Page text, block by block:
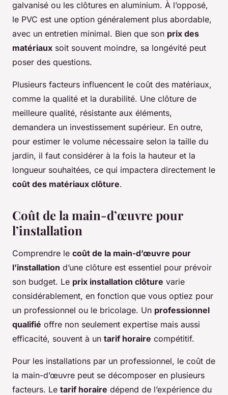
galvanisé ou les clôtures en aluminium. À l’opposé,
le PVC est une option généralement plus abordable,
avec un entretien minimal. Bien que son prix des
matériaux soit souvent moindre, sa longévité peut
poser des questions.
Plusieurs facteurs influencent le coût des matériaux,
comme la qualité et la durabilité. Une clôture de
meilleure qualité, résistante aux éléments,
demandera un investissement supérieur. En outre,
pour estimer le volume nécessaire selon la taille du
jardin, il faut considérer à la fois la hauteur et la
longueur souhaitées, ce qui impactera directement le
coût des matériaux clôture.
Coût de la main-d’œuvre pour
l’installation
Comprendre le coût de la main-d’œuvre pour
l’installation d’une clôture est essentiel pour prévoir
son budget. Le prix installation clôture varie
considérablement, en fonction que vous optiez pour
un professionnel ou le bricolage. Un professionnel
qualifié offre non seulement expertise mais aussi
efficacité, souvent à un tarif horaire compétitif.
Pour les installations par un professionnel, le coût de
la main-d’œuvre peut se décomposer en plusieurs
facteurs. Le tarif horaire dépend de l’expérience du